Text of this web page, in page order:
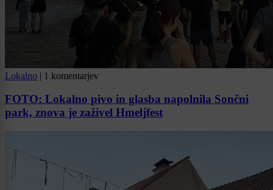
Lokalno | 1 komentarjev
FOTO: Lokalno pivo in glasba napolnila Sončni
park, znova je zaživel Hmeljfest